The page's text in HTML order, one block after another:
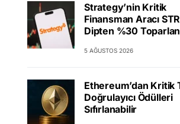
Strategy’nin Kritik
Finansman Aracı
Dipten %30
5 AĞUSTOS 2026
Ethereum’dan Kritik
Doğrulayıcı Ödülleri
Sıfırlanabilir